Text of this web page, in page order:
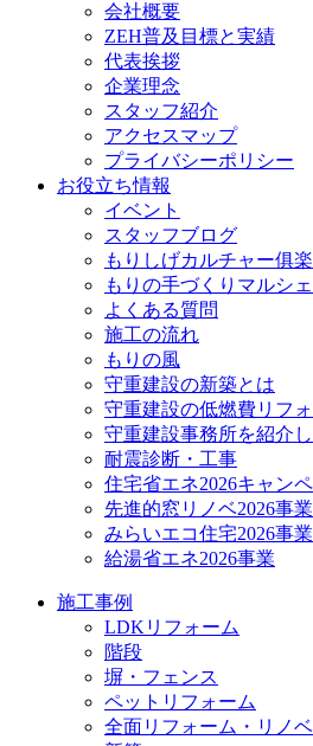
会社概要
ZEH普及目標と実績
代表挨拶
企業理念
スタッフ紹介
アクセスマップ
プライバシーポリシー
お役立ち情報
イベント
スタッフブログ
もりしげカルチャー俱
もりの手づくりマルシェ
よくある質問
施工の流れ
もりの風
守重建設の新築とは
守重建設の低燃費リフ
守重建設事務所を紹介
耐震診断・工事
住宅省エネ2026キャン
先進的窓リノベ2026事業
みらいエコ住宅2026事業
給湯省エネ2026事業
施工事例
LDKリフォーム
階段
塀・フェンス
ペットリフォーム
全面リフォーム・リノ